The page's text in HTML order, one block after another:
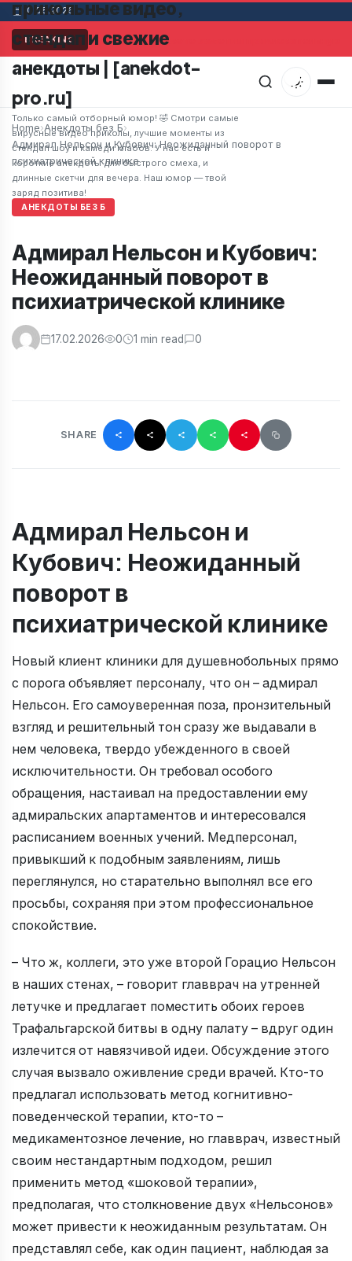
10.08.2026
BREAKINGМужчина в супермаркете заметил привлекательную
прикольные видео,
стендап и свежие
анекдоты | [anekdot-
pro.ru]
Только самый отборный юмор! 🤣 Смотри самые
вирусные видео приколы, лучшие моменты из
стендап шоу и камеди клабов. У нас есть и
короткие анекдоты для быстрого смеха, и
длинные скетчи для вечера. Наш юмор — твой
заряд позитива!
Home›Анекдоты без Б›
Адмирал Нельсон и Кубович: Неожиданный поворот в
психиатрической клинике
АНЕКДОТЫ БЕЗ Б
Адмирал Нельсон и Кубович:
Неожиданный поворот в
психиатрической клинике
17.02.2026 0 1 min read 0
SHARE
Адмирал Нельсон и
Кубович: Неожиданный
поворот в
психиатрической клинике
Новый клиент клиники для душевнобольных прямо
с порога объявляет персоналу, что он – адмирал
Нельсон. Его самоуверенная поза, пронзительный
взгляд и решительный тон сразу же выдавали в
нем человека, твердо убежденного в своей
исключительности. Он требовал особого
обращения, настаивал на предоставлении ему
адмиральских апартаментов и интересовался
расписанием военных учений. Медперсонал,
привыкший к подобным заявлениям, лишь
переглянулся, но старательно выполнял все его
просьбы, сохраняя при этом профессиональное
спокойствие.
– Что ж, коллеги, это уже второй Горацио Нельсон
в наших стенах, – говорит главврач на утренней
летучке и предлагает поместить обоих героев
Трафальгарской битвы в одну палату – вдруг один
излечится от навязчивой идеи. Обсуждение этого
случая вызвало оживление среди врачей. Кто-то
предлагал использовать метод когнитивно-
поведенческой терапии, кто-то –
медикаментозное лечение, но главврач, известный
своим нестандартным подходом, решил
применить метод «шоковой терапии»,
предполагая, что столкновение двух «Нельсонов»
может привести к неожиданным результатам. Он
представлял себе, как один пациент, наблюдая за